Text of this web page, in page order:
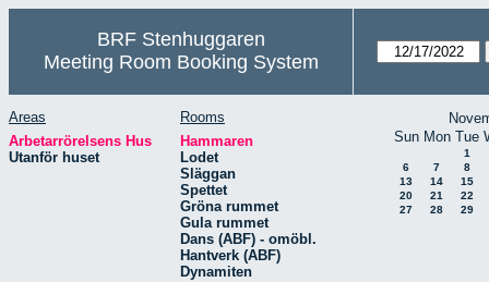
BRF Stenhuggaren
Meeting Room Booking System
Areas
Arbetarrörelsens Hus
Utanför huset
Rooms
Hammaren
Lodet
Släggan
Spettet
Gröna rummet
Gula rummet
Dans (ABF) - omöbl.
Hantverk (ABF)
Dynamiten
Sun Mon Tue
1
6
7
8
13
14
15
20
21
22
27
28 29